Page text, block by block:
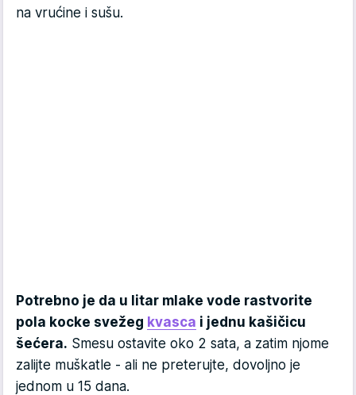
na vrućine i sušu.
Potrebno je da u litar mlake vode rastvorite
pola kocke svežeg kvasca i jednu kašičicu
šećera. Smesu ostavite oko 2 sata, a zatim njome
zalijte muškatle - ali ne preterujte, dovoljno je
jednom u 15 dana.